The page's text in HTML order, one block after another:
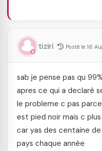
tiziri Posté le 16
sab je pense pas qu
apres ce qui a declarè
le probleme c pas
est pied noir mais c
car yas des centaine
pays chaque annèe